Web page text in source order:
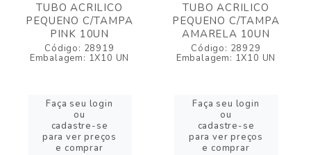
TUBO ACRILICO
PEQUENO C/TAMPA
PINK 10UN
Código: 28919
Embalagem: 1X10 UN
Faça seu login
ou
cadastre-se
para ver preços
e comprar
TUBO ACRILICO
PEQUENO C/TAMPA
AMARELA 10UN
Código: 28929
Embalagem: 1X10 UN
Faça seu login
ou
cadastre-se
para ver preços
e comprar